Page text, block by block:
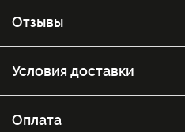
Отзывы
Условия доставки
Оплата